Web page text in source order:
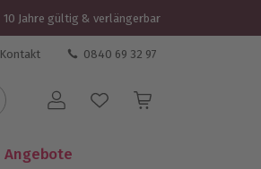
10 Jahre gültig & verlängerbar
Kontakt 0840 69 32 97
Benutzerkonto
Angebote